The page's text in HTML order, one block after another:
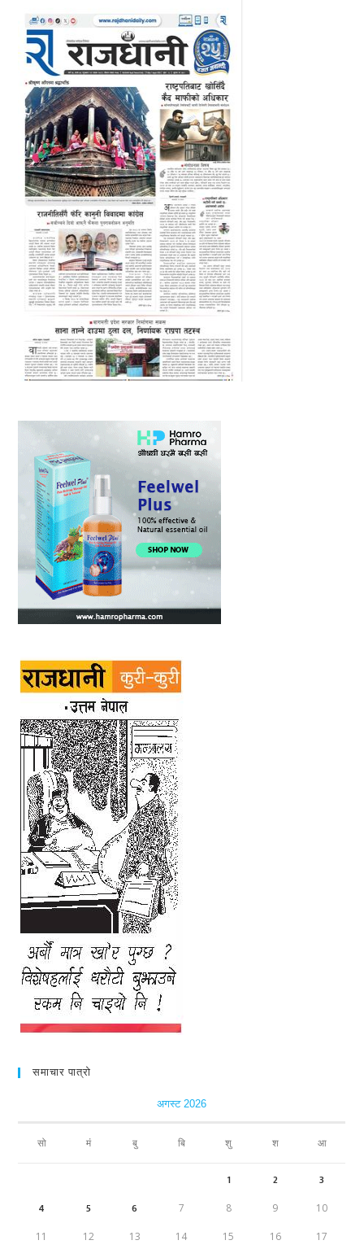
समाचार पात्रो
अगस्ट 2026
सो मं बु बि शु श आ
1 2
3
4
5 6 7 8 9 10
11 12 13 14 15 16 17